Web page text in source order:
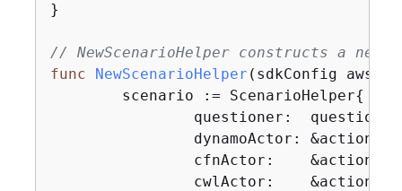
}
// NewScenarioHelper constructs a new
func
NewScenarioHelper (sdkConfig
	scenario := ScenarioHelper
{
dynamoActor:
cfnActor:
cwlActor: